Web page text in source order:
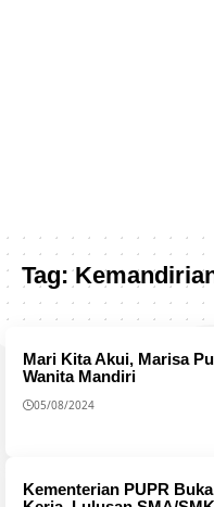
Tag:
Mari Kita Akui, Marisa
Wanita Mandiri
05/08/2024
Kementerian PUPR